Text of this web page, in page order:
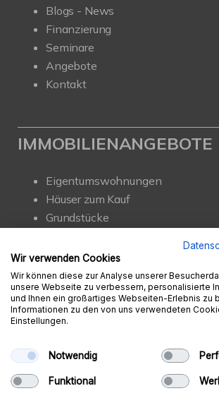
Blogs - News
Finanzierung
Seminare
Angebote
Kontakt
IMMOBILIENANGEBOTE
Eigentumswohnungen
Häuser zum Kauf
Grundstücke
Renditeobjekte
Gewerbeimmobilien
© Ambition Immobilien e.K. Powered by
Widerrufsbelehrung
Vertrag
Wir verwenden Cookies
Wir können diese zur Analyse unserer
unsere Webseite zu verbessern, personalisierte
und Ihnen ein großartiges Webseiten-Erlebnis zu
Informationen zu den von uns verwendeten
Einstellungen.
Notwendig
Funktional